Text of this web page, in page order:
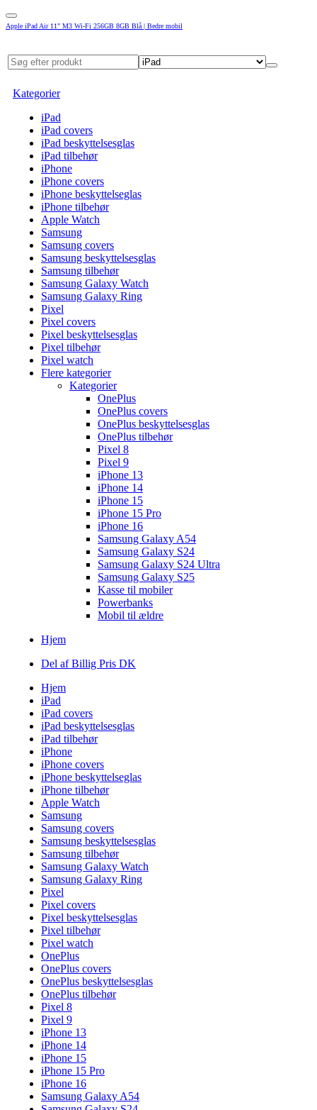
Apple iPad Air 11" M3 Wi-Fi 256GB 8GB Blå | Bedre mobil
Kategorier
iPad
iPad covers
iPad beskyttelsesglas
iPad tilbehør
iPhone
iPhone covers
iPhone beskyttelseglas
iPhone tilbehør
Apple Watch
Samsung
Samsung covers
Samsung beskyttelsesglas
Samsung tilbehør
Samsung Galaxy Watch
Samsung Galaxy Ring
Pixel
Pixel covers
Pixel beskyttelsesglas
Pixel tilbehør
Pixel watch
Flere kategorier
Kategorier
OnePlus
OnePlus covers
OnePlus beskyttelsesglas
OnePlus tilbehør
Pixel 8
Pixel 9
iPhone 13
iPhone 14
iPhone 15
iPhone 15 Pro
iPhone 16
Samsung Galaxy A54
Samsung Galaxy S24
Samsung Galaxy S24 Ultra
Samsung Galaxy S25
Kasse til mobiler
Powerbanks
Mobil til ældre
Hjem
Del af Billig Pris DK
Hjem
iPad
iPad covers
iPad beskyttelsesglas
iPad tilbehør
iPhone
iPhone covers
iPhone beskyttelseglas
iPhone tilbehør
Apple Watch
Samsung
Samsung covers
Samsung beskyttelsesglas
Samsung tilbehør
Samsung Galaxy Watch
Samsung Galaxy Ring
Pixel
Pixel covers
Pixel beskyttelsesglas
Pixel tilbehør
Pixel watch
OnePlus
OnePlus covers
OnePlus beskyttelsesglas
OnePlus tilbehør
Pixel 8
Pixel 9
iPhone 13
iPhone 14
iPhone 15
iPhone 15 Pro
iPhone 16
Samsung Galaxy A54